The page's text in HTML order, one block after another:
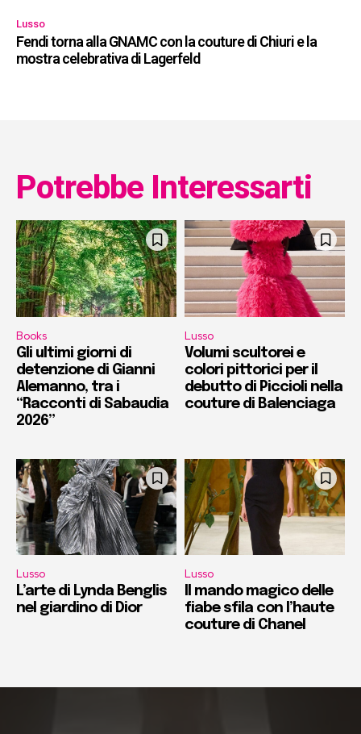
Lusso
Fendi torna alla GNAMC con la couture di Chiuri e la
mostra celebrativa di Lagerfeld
Potrebbe Interessarti
Books
Gli ultimi giorni di
detenzione di Gianni
Alemanno, tra i
“Racconti di Sabaudia
2026”
Lusso
Volumi scultorei e
colori pittorici per il
debutto di Piccioli nella
couture di Balenciaga
Lusso
L’arte di Lynda Benglis
nel giardino di Dior
Lusso
Il mando magico delle
fiabe sfila con l’haute
couture di Chanel